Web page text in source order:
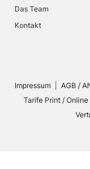
Das Team
Kontakt
Impressum AGB /
Tarife Print / Online